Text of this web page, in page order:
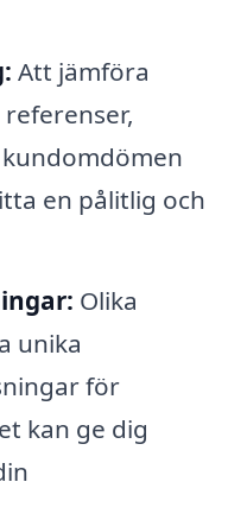
Att jämföra
en pålitlig och
Olika
unika
för
kan ge dig